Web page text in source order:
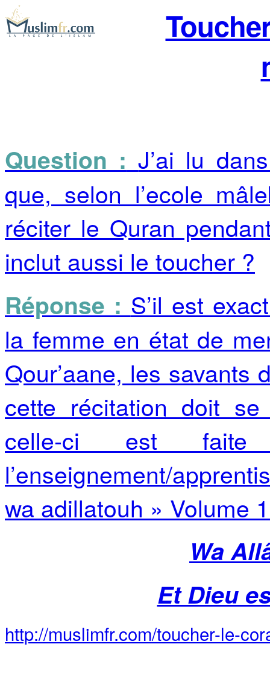
Question : J’ai lu
que, selon l’ecole
réciter le Quran
inclut aussi le toucher ?
Réponse : S’il est
la femme en état de
Qour’aane, les savants
cette récitation doit
celle-ci est
l’enseignement/
wa adillatouh » Volume
Wa
Et Dieu
http://muslimfr.com/toucher-le-